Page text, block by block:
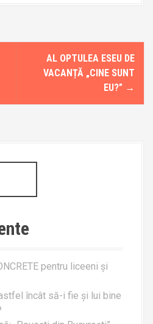
AL OPTULEA ESEU DE
VACANȚĂ „CINE SUNT
EU?” →
pentru liceeni și
încât să-i fie și lui bine